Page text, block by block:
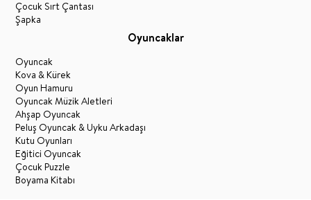
Çocuk Sırt Çantası
Şapka
Oyuncaklar
Oyuncak
Kova & Kürek
Oyun Hamuru
Oyuncak Müzik Aletleri
Ahşap Oyuncak
Peluş Oyuncak & Uyku Arkadaşı
Kutu Oyunları
Eğitici Oyuncak
Çocuk Puzzle
Boyama Kitabı